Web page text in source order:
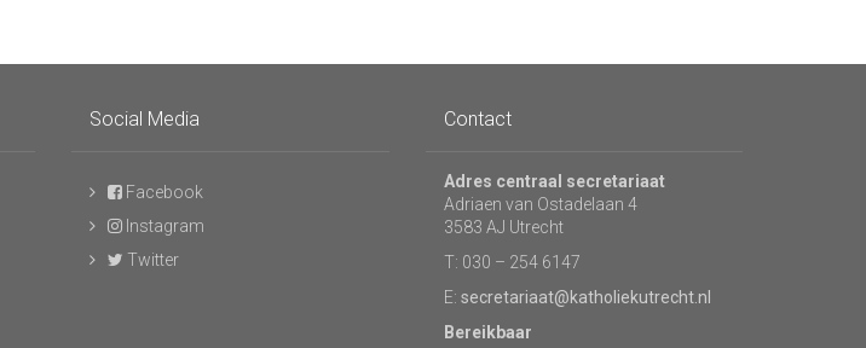
Social Media
Facebook
Instagram
Twitter
Contact
Adres centraal secretariaat
Adriaen van Ostadelaan 4
3583 AJ Utrecht
T: 030 – 254 6147
E: secretariaat@katholiekutrecht.nl
Bereikbaar